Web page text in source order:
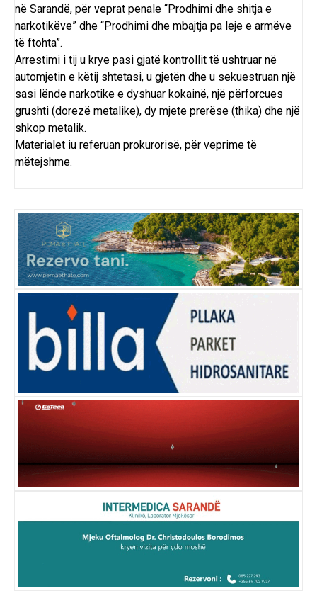
në Sarandë, për veprat penale “Prodhimi dhe shitja e
narkotikëve” dhe “Prodhimi dhe mbajtja pa leje e armëve
të ftohta”.
Arrestimi i tij u krye pasi gjatë kontrollit të ushtruar në
automjetin e këtij shtetasi, u gjetën dhe u sekuestruan një
sasi lënde narkotike e dyshuar kokainë, një përforcues
grushti (dorezë metalike), dy mjete prerëse (thika) dhe një
shkop metalik.
Materialet iu referuan prokurorisë, për veprime të
mëtejshme.